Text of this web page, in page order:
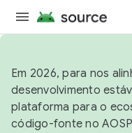
Em 2026, para nos
desenvolvimento
plataforma para o
código-fonte no